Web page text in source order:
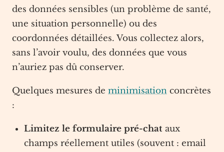
des données sensibles (un problème de santé,
une situation personnelle) ou des
coordonnées détaillées. Vous collectez alors,
sans l’avoir voulu, des données que vous
n’auriez pas dû conserver.
Quelques mesures de minimisation concrètes
:
Limitez le formulaire pré-chat aux
champs réellement utiles (souvent : email